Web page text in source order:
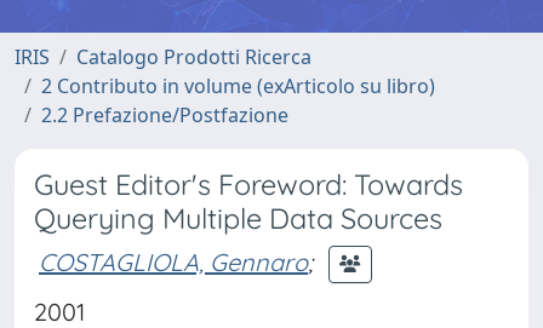
IRIS
Catalogo Prodotti Ricerca
2 Contributo in volume (exArticolo su libro)
2.2 Prefazione/Postfazione
Guest Editor's Foreword: Towards
Querying Multiple Data Sources
COSTAGLIOLA, Gennaro;
2001